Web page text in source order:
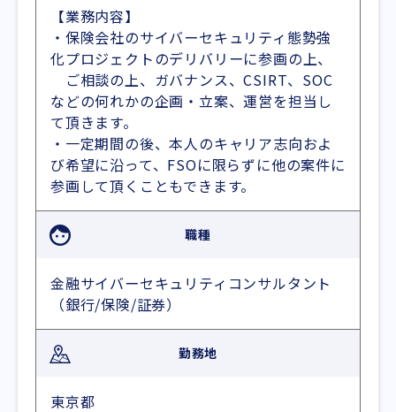
【業務内容】
・保険会社のサイバーセキュリティ態勢強
化プロジェクトのデリバリーに参画の上、
ご相談の上、ガバナンス、CSIRT、SOC
などの何れかの企画・立案、運営を担当し
て頂きます。
・一定期間の後、本人のキャリア志向およ
び希望に沿って、FSOに限らずに他の案件に
参画して頂くこともできます。
職種
金融サイバーセキュリティコンサルタント
（銀行/保険/証券）
勤務地
東京都